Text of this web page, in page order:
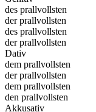
des prallvollsten
der prallvollsten
des prallvollsten
der prallvollsten
Dativ
dem prallvollsten
der prallvollsten
dem prallvollsten
den prallvollsten
Akkusativ